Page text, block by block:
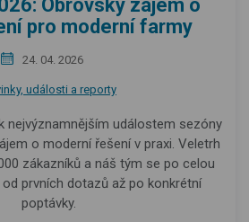
Obrovský zájem o
pro moderní farmy
24. 04. 2026
události a reporty
nejvýznamnějším událostem sezóny
o moderní řešení v praxi. Veletrh
zákazníků a náš tým se po celou
prvních dotazů až po konkrétní
poptávky.